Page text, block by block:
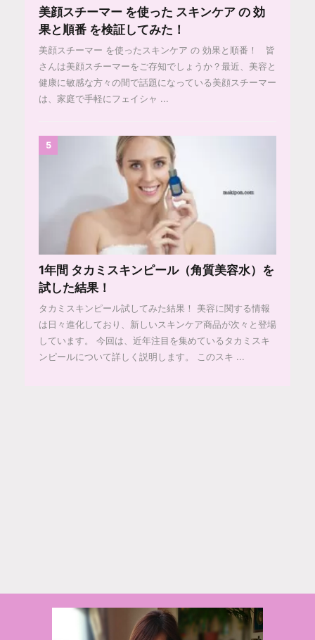
美顔スチーマー を使った スキンケア の 効
果と順番 を検証してみた！
美顔スチーマー を使ったスキンケア の 効果と順番！ 皆
さんは美顔スチーマーをご存知でしょうか？最近、美容と
健康に敏感な方々の間で話題になっている美顔スチーマー
は、家庭で手軽にフェイシャ ...
5
1年間 タカミスキンピール（角質美容水）を
試した結果！
タカミスキンピール試してみた結果！ 美容に関する情報
は日々進化しており、新しいスキンケア商品が次々と登場
しています。 今回は、近年注目を集めているタカミスキ
ンピールについて詳しく説明します。 このスキ ...
© 2020 makiponの美容・健康・おすすめ！「ここだけ」の話